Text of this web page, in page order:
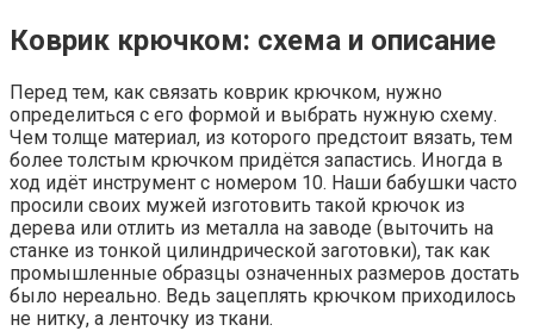
Коврик крючком: схема и описание
Перед тем, как связать коврик крючком, нужно
определиться с его формой и выбрать нужную схему.
Чем толще материал, из которого предстоит вязать, тем
более толстым крючком придётся запастись. Иногда в
ход идёт инструмент с номером 10. Наши бабушки часто
просили своих мужей изготовить такой крючок из
дерева или отлить из металла на заводе (выточить на
станке из тонкой цилиндрической заготовки), так как
промышленные образцы означенных размеров достать
было нереально. Ведь зацеплять крючком приходилось
не нитку, а ленточку из ткани.